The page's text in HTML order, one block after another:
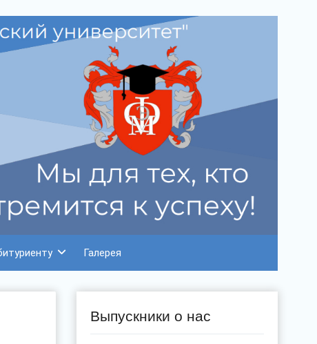
Галерея
Выпускники о нас